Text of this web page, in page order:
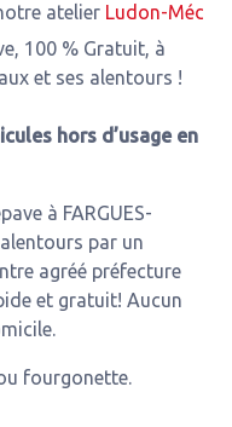
Ludon-Médoc3,93
100 % Gratuit, à
et ses alentours !
hors d’usage en
à FARGUES-
par un
agréé préfecture
et gratuit! Aucun
fourgonette.